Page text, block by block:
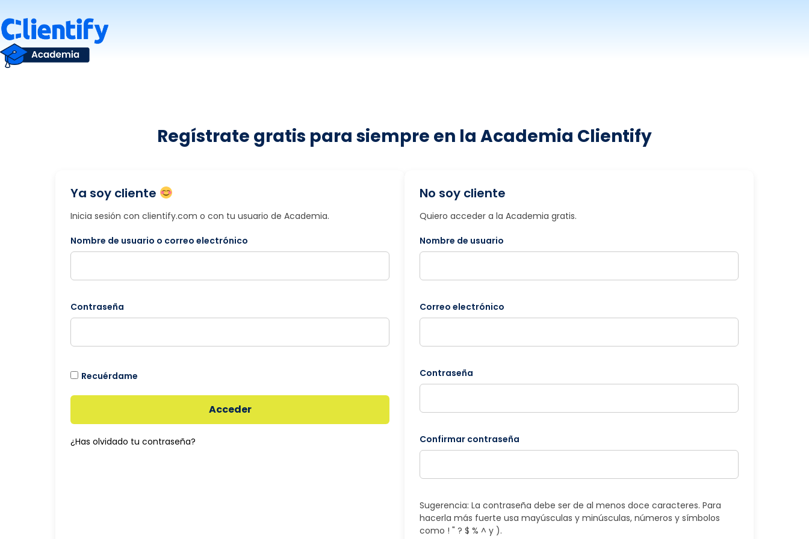
al
contenido
Regístrate gratis para siempre en la Academia Clientify
Ya soy cliente
Inicia sesión con clientify.com o con tu usuario de Academia.
Nombre de usuario o correo electrónico
Contraseña
Recuérdame
Acceder
¿Has olvidado tu contraseña?
No soy cliente
Quiero acceder a la Academia gratis.
Nombre de usuario
Correo electrónico
Contraseña
Confirmar contraseña
Sugerencia: La contraseña debe ser de al menos doce caracteres. Para
hacerla más fuerte usa mayúsculas y minúsculas, números y símbolos
como ! " ? $ % ^ y ).